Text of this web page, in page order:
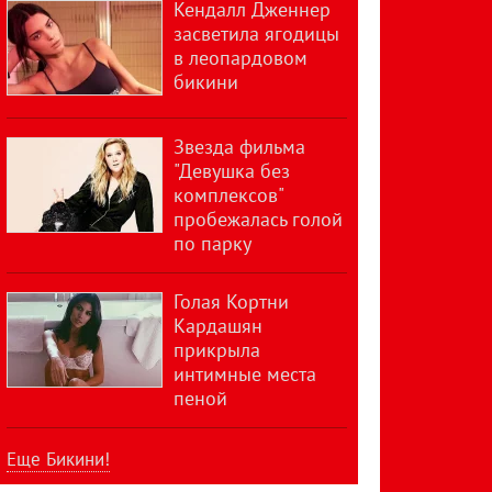
Кендалл Дженнер
засветила ягодицы
в леопардовом
бикини
Звезда фильма
"Девушка без
комплексов"
пробежалась голой
по парку
Голая Кортни
Кардашян
прикрыла
интимные места
пеной
Еще Бикини!